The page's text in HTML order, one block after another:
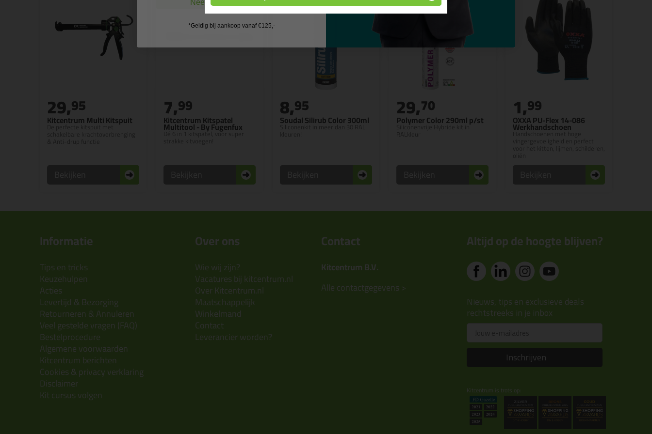
Kitcentrum Multi Kitspuit
De perfecte kitspuit met
29,95
Kitcentrum Kitspatel
Multitool - By Fugenfux
Dé 6 in 1 kitspatel, voor super
7,99
Soudal Silirub Color 300ml
Siliconenkit in meer dan 30 RAL
8,95
Polymer Color 290ml p/st
Siliconenvrije Hybride kit in
29,70
OXXA PU-Flex 14-086
Werkhandschoen
Handschoenen met hoge
1,99
Informatie
Tips en tricks
Keuzehulpen
Acties
Levertijd & Bezorging
Retourneren & Annuleren
Veel gestelde vragen (FAQ)
Bestelprocedure
Algemene voorwaarden
Kitcentrum berichten
Cookies & privacy verklaring
Disclaimer
Kit cursus volgen
Over ons
Wie wij zijn?
Vacatures bij kitcentrum.nl
Over Kitcentrum.nl
Maatschappelijk
Winkelmand
Contact
Leverancier worden?
Contact
Kitcentrum B.V.
Alle contactgegevens >
Altijd op de hoogte blijven?
Nieuws, tips en exclusieve deals
rechtstreeks in je inbox
Inschrijven
Kitcentrum is trots op:
Nee, ik wil geen cadeau
*Geldig bij aankoop vanaf €125,-